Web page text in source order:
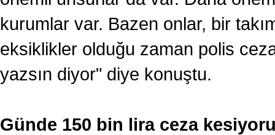
kurumlar var. Bazen onlar, bir
eksiklikler olduğu zaman polis
yazsın diyor" diye konuştu.
Günde 150 bin lira ceza